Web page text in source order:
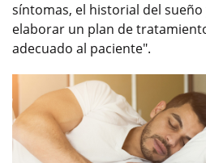
síntomas, el historial del
elaborar un plan de
adecuado al paciente".